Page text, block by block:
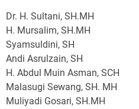
Dr. H. Sultani, SH.MH
H. Mursalim, SH.MH
Syamsuldini, SH
Andi Asrulzain, SH
H. Abdul Muin Asman, SCH
Malasugi Sewang, SH. MH
Muliyadi Gosari, SH.MH